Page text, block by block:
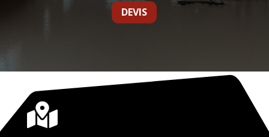
DEVIS
